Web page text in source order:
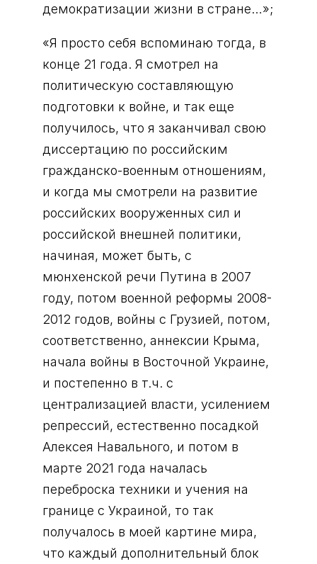
демократизации жизни в стране…»;
«Я просто себя вспоминаю тогда, в
конце 21 года. Я смотрел на
политическую составляющую
подготовки к войне, и так еще
получилось, что я заканчивал свою
диссертацию по российским
гражданско-военным отношениям,
и когда мы смотрели на развитие
российских вооруженных сил и
российской внешней политики,
начиная, может быть, с
мюнхенской речи Путина в 2007
году, потом военной реформы 2008-
2012 годов, войны с Грузией, потом,
соответственно, аннексии Крыма,
начала войны в Восточной Украине,
и постепенно в т.ч. с
централизацией власти, усилением
репрессий, естественно посадкой
Алексея Навального, и потом в
марте 2021 года началась
переброска техники и учения на
границе с Украиной, то так
получалось в моей картине мира,
что каждый дополнительный блок